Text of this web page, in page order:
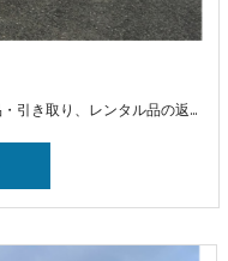
資材、片付け、梱包、整理、各現場への納品・引き取り、レンタル品の返却、販売品の納品